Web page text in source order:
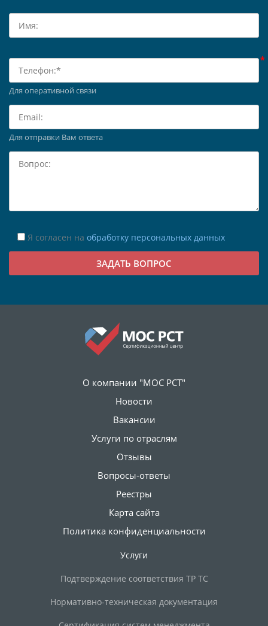
Для оперативной связи
Для отправки Вам ответа
Я согласен на обработку персональных данных
О компании "МОС РСТ"
Новости
Вакансии
Услуги по отраслям
Отзывы
Вопросы-ответы
Реестры
Карта сайта
Политика конфиденциальности
Услуги
Подтверждение соответствия ТР ТС
Нормативно-техническая документация